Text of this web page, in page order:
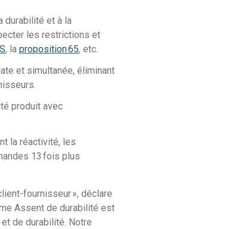
durabilité et à la
les restrictions et
, laproposition 65, etc.
et simultanée, éliminant
produit avec
la réactivité, les
13 fois plus
fournisseur », déclare
Assent de durabilité est
de durabilité. Notre